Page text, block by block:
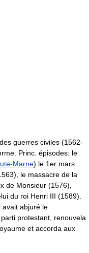
guerres civiles (1562-
Princ. épisodes: le
Marne) le 1er mars
le massacre de la
de Monsieur (1576),
du roi Henri III (1589).
avait abjuré le
protestant, renouvela
et accorda aux